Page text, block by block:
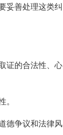
妥善处理这类纠
证的合法性、心
德争议和法律风